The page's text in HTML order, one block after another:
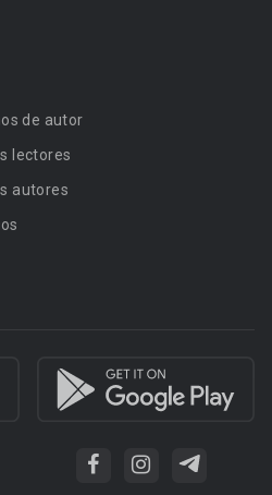
de autor
lectores
autores